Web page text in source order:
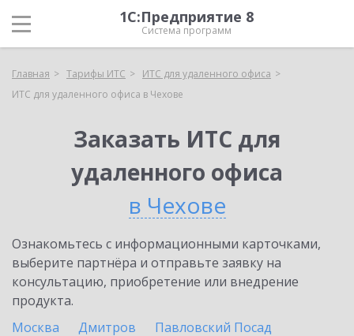
1С:Предприятие 8
Система программ
Главная Тарифы ИТС
ИТС для удаленного офиса
ИТС для удаленного офиса в Чехове
Заказать ИТС для
удаленного офиса
в Чехове
Ознакомьтесь с информационными карточками,
выберите партнёра и отправьте заявку на
консультацию, приобретение или внедрение
продукта.
Москва
Дмитров
Павловский Посад